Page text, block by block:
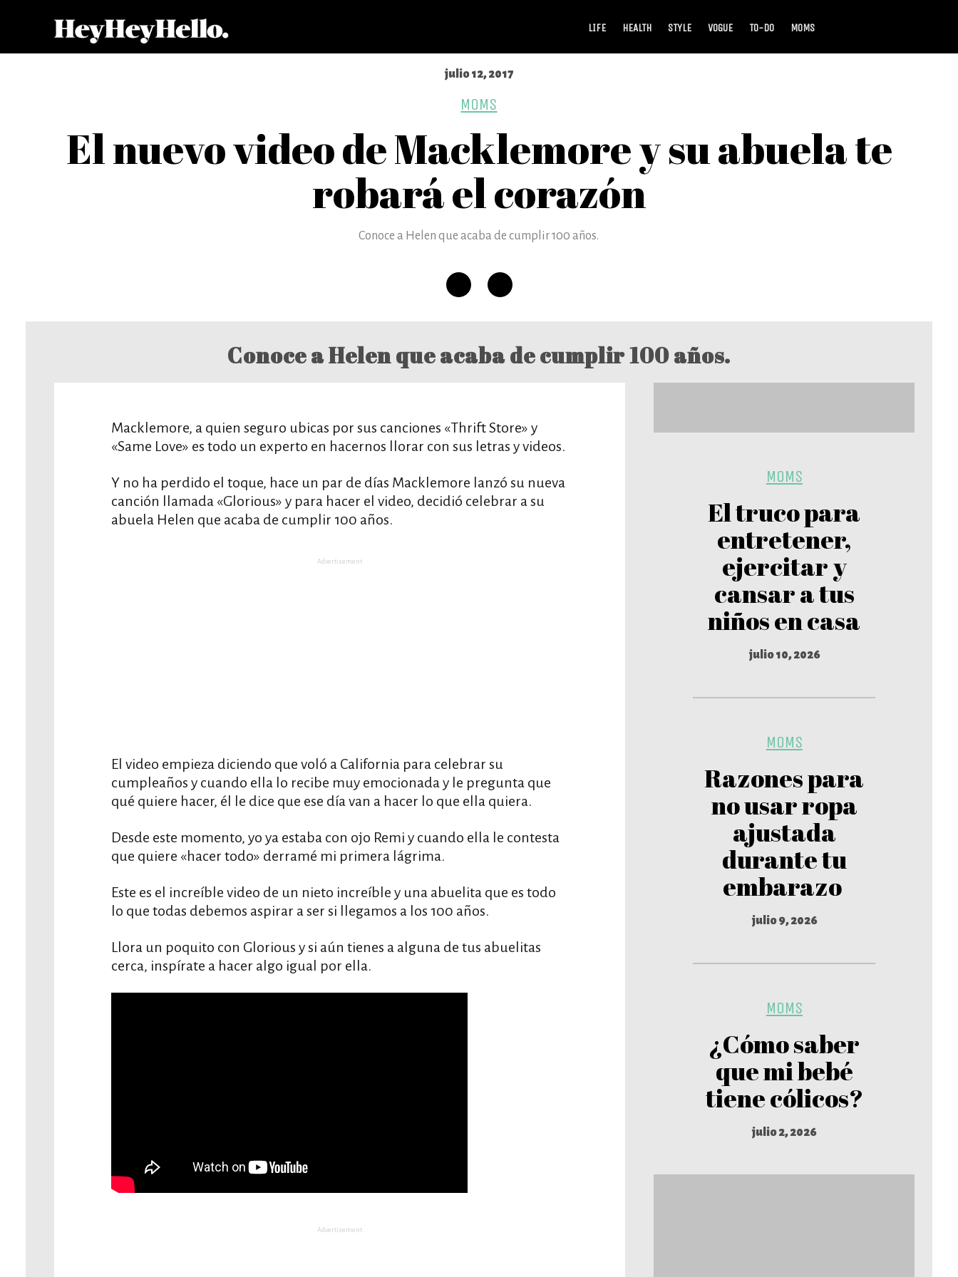
LIFE HEALTH STYLE VOGUE TO-DO MOMS
julio 12, 2017
MOMS
El nuevo video de Macklemore y su abuela te
robará el corazón
Conoce a Helen que acaba de cumplir 100 años.
Conoce a Helen que acaba de cumplir 100 años.
MOMS
El truco para
entretener,
ejercitar y
cansar a tus
niños en casa
julio 10, 2026
MOMS
Razones para
no usar ropa
ajustada
durante tu
embarazo
julio 9, 2026
MOMS
¿Cómo saber
que mi bebé
tiene cólicos?
julio 2, 2026
Macklemore, a quien seguro ubicas por sus canciones «Thrift Store» y
«Same Love» es todo un experto en hacernos llorar con sus letras y videos.
Y no ha perdido el toque, hace un par de días Macklemore lanzó su nueva
canción llamada «Glorious» y para hacer el video, decidió celebrar a su
abuela Helen que acaba de cumplir 100 años.
Advertisement
El video empieza diciendo que voló a California para celebrar su
cumpleaños y cuando ella lo recibe muy emocionada y le pregunta que
qué quiere hacer, él le dice que ese día van a hacer lo que ella quiera.
Desde este momento, yo ya estaba con ojo Remi y cuando ella le contesta
que quiere «hacer todo» derramé mi primera lágrima.
Este es el increíble video de un nieto increíble y una abuelita que es todo
lo que todas debemos aspirar a ser si llegamos a los 100 años.
Llora un poquito con Glorious y si aún tienes a alguna de tus abuelitas
cerca, inspírate a hacer algo igual por ella.
Advertisement